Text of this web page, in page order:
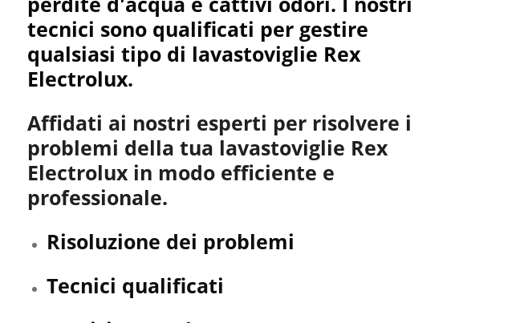
tecnici sono qualificati per gestire
qualsiasi tipo di lavastoviglie Rex
Electrolux.
Affidati ai nostri esperti per risolvere i
problemi della tua lavastoviglie Rex
Electrolux in modo efficiente e
professionale.
Risoluzione dei problemi
Tecnici qualificati